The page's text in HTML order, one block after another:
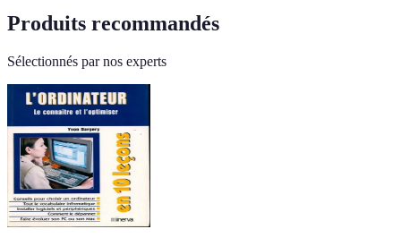
Produits recommandés
Sélectionnés par nos experts